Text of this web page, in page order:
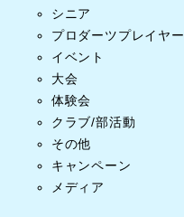
シニア
プロダーツプレイヤー
イベント
大会
体験会
クラブ/部活動
その他
キャンペーン
メディア